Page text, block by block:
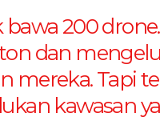
bawa 200
dan
mereka. Tapi
kawasan